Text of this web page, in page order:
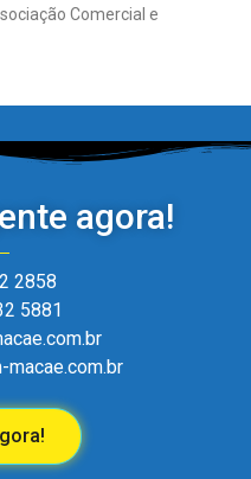
Comercial e
agora!
2858
5881
macae.com.br